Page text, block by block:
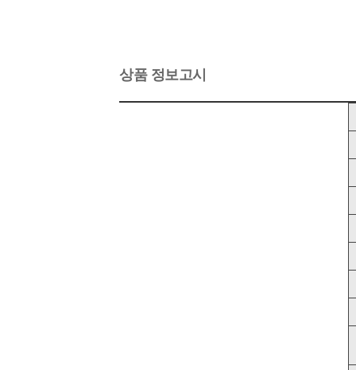
상품 정보고시